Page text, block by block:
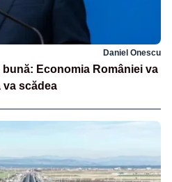
Daniel Onescu
Economia României va
va scădea